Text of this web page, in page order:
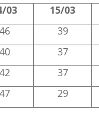
03 15/03
46 39
40 37
42 37
47 29